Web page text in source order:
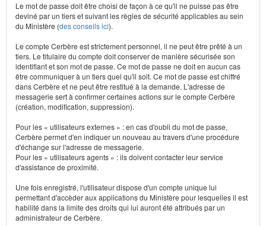
Le mot de passe doit être choisi de façon à ce qu'il ne puisse pas être
deviné par un tiers et suivant les règles de sécurité applicables au sein
du Ministère (des conseils ici).
Le compte Cerbère est strictement personnel, il ne peut être prêté à un
tiers. Le titulaire du compte doit conserver de manière sécurisée son
identifiant et son mot de passe. Ce mot de passe ne doit en aucun cas
être communiquer à un tiers quel qu'il soit. Ce mot de passe est chiffré
dans Cerbère et ne peut être restitué à la demande. L'adresse de
messagerie sert à confirmer certaines actions sur le compte Cerbère
(création, modification, suppression).
Pour les « utilisateurs externes » : en cas d'oubli du mot de passe,
Cerbère permet d'en indiquer un nouveau au travers d'une procédure
d'échange sur l'adresse de messagerie.
Pour les « utilisateurs agents » : ils doivent contacter leur service
d'assistance de proximité.
Une fois enregistré, l'utilisateur dispose d'un compte unique lui
permettant d'accèder aux applications du Ministère pour lesquelles il est
habilité dans la limite des droits qui lui auront été attribués par un
administrateur de Cerbère.